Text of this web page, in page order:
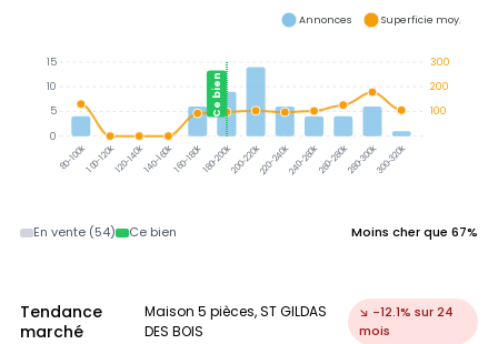
80-100k100-120k120-140k140-160k160-180k180-200k200-220k220-240k240-260k260-280k280-300k300-320k
Ce bien
300
200
100
15
10
5
0
Annonces Superficie moy.
En vente (54) Ce bien Moins cher que 67%
Tendance
marché
Maison 5 pièces, ST GILDAS
DES BOIS
↘ -12.1% sur 24
mois